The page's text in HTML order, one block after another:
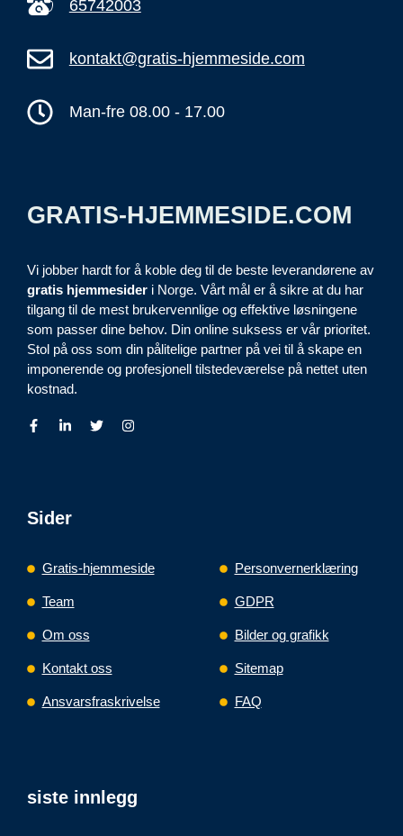
65742003
kontakt@gratis-hjemmeside.com
Man-fre 08.00 - 17.00
GRATIS-HJEMMESIDE.COM
Vi jobber hardt for å koble deg til de beste leverandørene av
gratis hjemmesider i Norge. Vårt mål er å sikre at du har
tilgang til de mest brukervennlige og effektive løsningene
som passer dine behov. Din online suksess er vår prioritet.
Stol på oss som din pålitelige partner på vei til å skape en
imponerende og profesjonell tilstedeværelse på nettet uten
kostnad.
Sider
Gratis-hjemmeside
Team
Om oss
Kontakt oss
Ansvarsfraskrivelse
Personvernerklæring
GDPR
Bilder og grafikk
Sitemap
FAQ
siste innlegg